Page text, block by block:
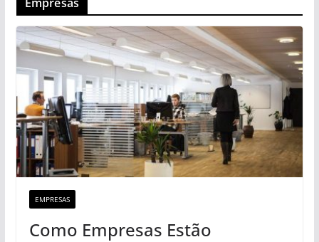
EMPRESAS
Como Empresas Estão